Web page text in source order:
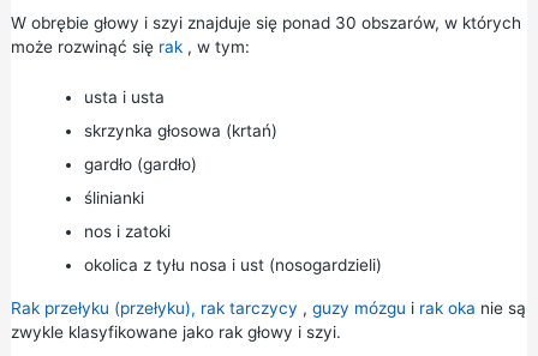
W obrębie głowy i szyi znajduje się ponad 30 obszarów, w których
może rozwinąć się rak, w tym:
usta i usta
skrzynka głosowa (krtań)
gardło (gardło)
ślinianki
nos i zatoki
okolica z tyłu nosa i ust (nosogardzieli)
Rak przełyku (przełyku), rak tarczycy , guzy mózgu i rak oka nie są
zwykle klasyfikowane jako rak głowy i szyi.